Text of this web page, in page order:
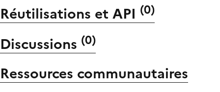
Réutilisations et API (0)
Discussions (0)
Ressources communautaires